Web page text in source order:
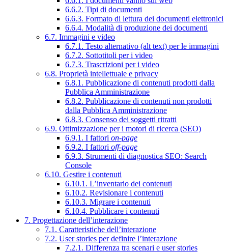
6.6.2. Tipi di documenti
6.6.3. Formato di lettura dei documenti elettronici
6.6.4. Modalità di produzione dei documenti
6.7. Immagini e video
6.7.1. Testo alternativo (alt text) per le immagini
6.7.2. Sottotitoli per i video
6.7.3. Trascrizioni per i video
6.8. Proprietà intellettuale e privacy
6.8.1. Pubblicazione di contenuti prodotti dalla
Pubblica Amministrazione
6.8.2. Pubblicazione di contenuti non prodotti
dalla Pubblica Amministrazione
6.8.3. Consenso dei soggetti ritratti
6.9. Ottimizzazione per i motori di ricerca (SEO)
6.9.1. I fattori on-page
6.9.2. I fattori off-page
6.9.3. Strumenti di diagnostica SEO: Search
Console
6.10. Gestire i contenuti
6.10.1. L’inventario dei contenuti
6.10.2. Revisionare i contenuti
6.10.3. Migrare i contenuti
6.10.4. Pubblicare i contenuti
7. Progettazione dell’interazione
7.1. Caratteristiche dell’interazione
7.2. User stories per definire l’interazione
7.2.1. Differenza tra scenari e user stories